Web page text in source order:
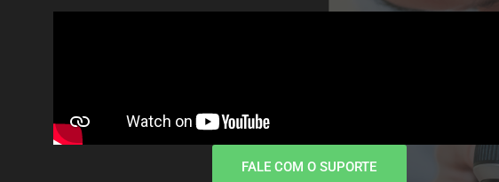
FALE COM O SUPORTE